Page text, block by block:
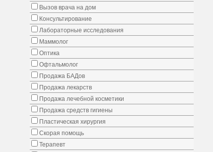
Вызов врача на дом
Консультирование
Лабораторные исследования
Маммолог
Оптика
Офтальмолог
Продажа БАДов
Продажа лекарств
Продажа лечебной косметики
Продажа средств гигиены
Пластическая хирургия
Скорая помощь
Терапевт